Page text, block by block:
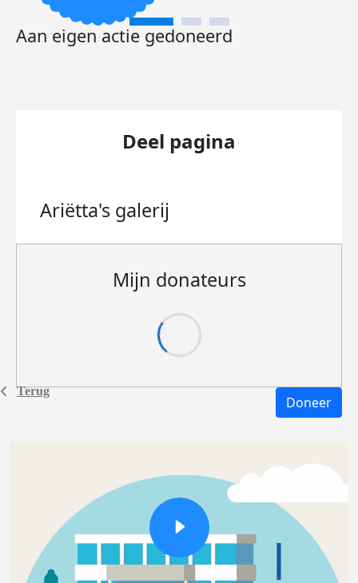
Terug
Aan eigen actie gedoneerd
Deel pagina
Ariëtta's galerij
Mijn donateurs
Doneer